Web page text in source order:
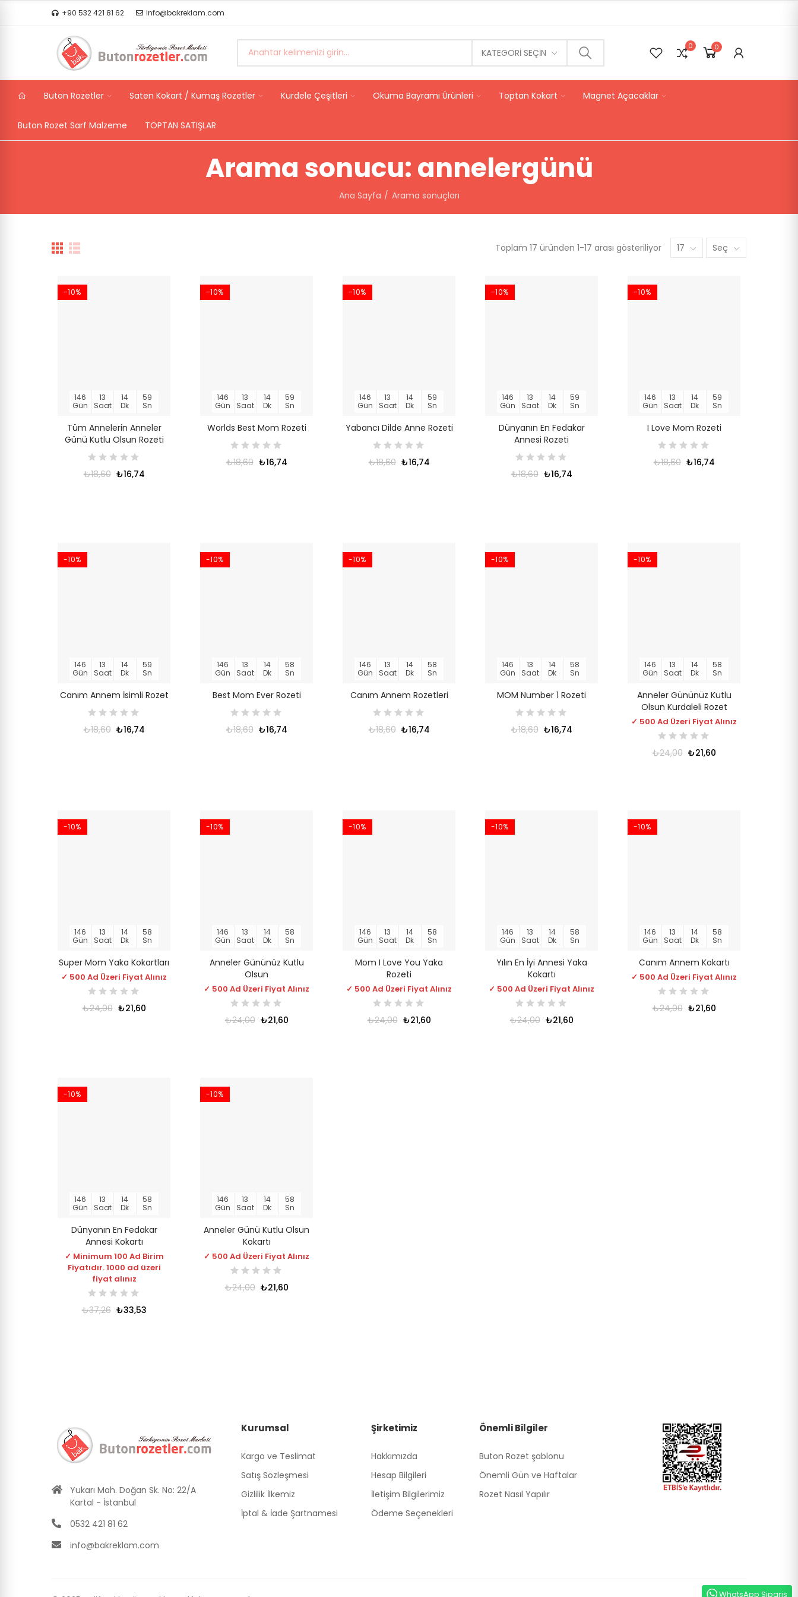
WhatsApp Sipariş
+90 532 421 81 62 info@bakreklam.com
KATEGORI SEÇIN
0 0
Buton Rozetler Saten Kokart / Kumaş Rozetler Kurdele Çeşitleri Okuma Bayramı Ürünleri Toptan Kokart Magnet Açacaklar
Buton Rozet Sarf Malzeme TOPTAN SATIŞLAR
Arama sonucu: annelergünü
Ana Sayfa Arama sonuçları
Toplam 17 üründen 1-17 arası gösteriliyor 17 Seç
-10%
146
Gün
13
Saat
14
Dk
58
Sn
Tüm Annelerin Anneler
Günü Kutlu Olsun Rozeti
₺18,60 ₺16,74
-10%
146
Gün
13
Saat
14
Dk
58
Sn
Worlds Best Mom Rozeti
₺18,60 ₺16,74
-10%
146
Gün
13
Saat
14
Dk
58
Sn
Yabancı Dilde Anne Rozeti
₺18,60 ₺16,74
-10%
146
Gün
13
Saat
14
Dk
58
Sn
Dünyanın En Fedakar
Annesi Rozeti
₺18,60 ₺16,74
-10%
146
Gün
13
Saat
14
Dk
58
Sn
I Love Mom Rozeti
₺18,60 ₺16,74
-10%
146
Gün
13
Saat
14
Dk
58
Sn
Canım Annem İsimli Rozet
₺18,60 ₺16,74
-10%
146
Gün
13
Saat
14
Dk
58
Sn
Best Mom Ever Rozeti
₺18,60 ₺16,74
-10%
146
Gün
13
Saat
14
Dk
58
Sn
Canım Annem Rozetleri
₺18,60 ₺16,74
-10%
146
Gün
13
Saat
14
Dk
58
Sn
MOM Number 1 Rozeti
₺18,60 ₺16,74
-10%
146
Gün
13
Saat
14
Dk
58
Sn
Anneler Gününüz Kutlu
Olsun Kurdaleli Rozet
✓ 500 Ad Üzeri Fiyat Alınız
₺24,00 ₺21,60
-10%
146
Gün
13
Saat
14
Dk
58
Sn
Super Mom Yaka Kokartları
✓ 500 Ad Üzeri Fiyat Alınız
₺24,00 ₺21,60
-10%
146
Gün
13
Saat
14
Dk
58
Sn
Anneler Gününüz Kutlu
Olsun
✓ 500 Ad Üzeri Fiyat Alınız
₺24,00 ₺21,60
-10%
146
Gün
13
Saat
14
Dk
58
Sn
Mom I Love You Yaka
Rozeti
✓ 500 Ad Üzeri Fiyat Alınız
₺24,00 ₺21,60
-10%
146
Gün
13
Saat
14
Dk
58
Sn
Yılın En İyi Annesi Yaka
Kokartı
✓ 500 Ad Üzeri Fiyat Alınız
₺24,00 ₺21,60
-10%
146
Gün
13
Saat
14
Dk
58
Sn
Canım Annem Kokartı
✓ 500 Ad Üzeri Fiyat Alınız
₺24,00 ₺21,60
-10%
146
Gün
13
Saat
14
Dk
58
Sn
Dünyanın En Fedakar
Annesi Kokartı
✓ Minimum 100 Ad Birim
Fiyatıdır. 1000 ad üzeri
fiyat alınız
₺37,26 ₺33,53
-10%
146
Gün
13
Saat
14
Dk
58
Sn
Anneler Günü Kutlu Olsun
Kokartı
✓ 500 Ad Üzeri Fiyat Alınız
₺24,00 ₺21,60
Yukarı Mah. Doğan Sk. No: 22/A
Kartal - İstanbul
0532 421 81 62
info@bakreklam.com
Kurumsal
Kargo ve Teslimat
Satış Sözleşmesi
Gizlilik İlkemiz
İptal & İade Şartnamesi
Şirketimiz
Hakkımızda
Hesap Bilgileri
İletişim Bilgilerimiz
Ödeme Seçenekleri
Önemli Bilgiler
Buton Rozet şablonu
Önemli Gün ve Haftalar
Rozet Nasıl Yapılır